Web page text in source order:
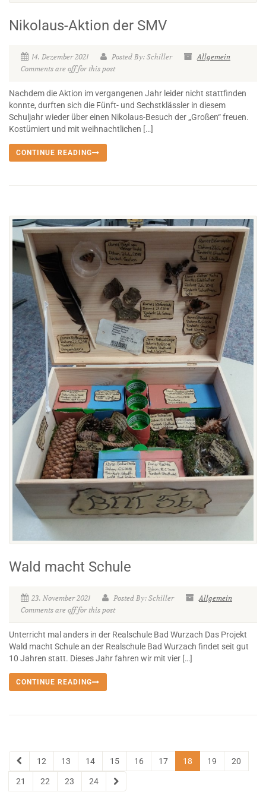
Nikolaus-Aktion der SMV
14. Dezember 2021 Posted By: Schiller
Allgemein
Comments are off for this post
Nachdem die Aktion im vergangenen Jahr leider nicht stattfinden
konnte, durften sich die Fünft- und Sechstklässler in diesem
Schuljahr wieder über einen Nikolaus-Besuch der „Großen“ freuen.
Kostümiert und mit weihnachtlichen […]
CONTINUE READING
Wald macht Schule
23. November 2021 Posted By: Schiller
Allgemein
Comments are off for this post
Unterricht mal anders in der Realschule Bad Wurzach Das Projekt
Wald macht Schule an der Realschule Bad Wurzach findet seit gut
10 Jahren statt. Dieses Jahr fahren wir mit vier […]
CONTINUE READING
12 13 14 15 16 17 18 19 20
21 22 23 24